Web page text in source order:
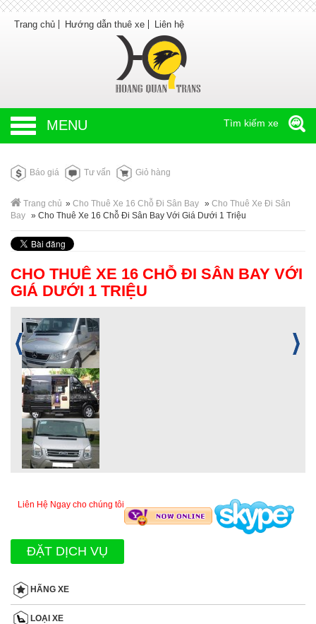
Trang chủ Hướng dẫn thuê xe Liên hệ
MENU Tìm kiếm xe
Báo giá Tư vấn Giỏ hàng
Trang chủ » Cho Thuê Xe 16 Chỗ Đi Sân Bay » Cho Thuê Xe Đi Sân
Bay » Cho Thuê Xe 16 Chỗ Đi Sân Bay Với Giá Dưới 1 Triệu
CHO THUÊ XE 16 CHỖ ĐI SÂN BAY VỚI
GIÁ DƯỚI 1 TRIỆU
Liên Hệ Ngay cho chúng tôi
ĐẶT DỊCH VỤ
HÃNG XE
LOẠI XE